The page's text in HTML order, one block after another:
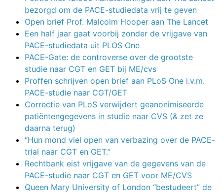
bezorgd om de PACE-studiedata vrij te geven
Open brief Prof. Malcolm Hooper aan The Lancet
Een half jaar gaat voorbij zonder de vrijgave van
PACE-studiedata uit PLOS One
PACE-Gate: de controverse over de grootste
studie naar CGT en GET bij ME/cvs
Proffen schrijven open brief aan PLoS One i.v.m.
PACE-studie naar CGT/GET
Correctie van PLoS verwijdert geanonimiseerde
patiëntengegevens in studie naar CVS (& zet ze
daarna terug)
“Hun mond viel open van verbazing over de PACE-
trial naar CGT en GET.”
Rechtbank eist vrijgave van de gegevens van de
PACE-studie naar CGT en GET voor ME/CVS
Queen Mary University of London “bestudeert” de